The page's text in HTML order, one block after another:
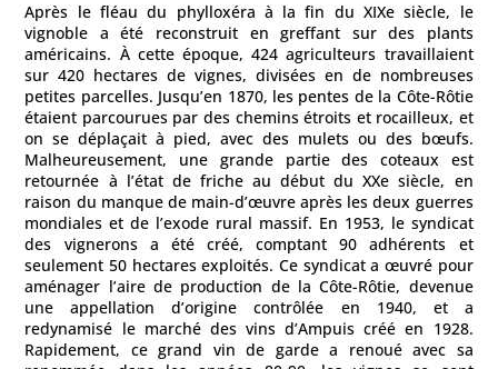
Après le fléau du phylloxéra à la fin du XIXe siècle, le
vignoble a été reconstruit en greffant sur des plants
américains. À cette époque, 424 agriculteurs travaillaient
sur 420 hectares de vignes, divisées en de nombreuses
petites parcelles. Jusqu’en 1870, les pentes de la Côte-Rôtie
étaient parcourues par des chemins étroits et rocailleux, et
on se déplaçait à pied, avec des mulets ou des bœufs.
Malheureusement, une grande partie des coteaux est
retournée à l’état de friche au début du XXe siècle, en
raison du manque de main-d’œuvre après les deux guerres
mondiales et de l’exode rural massif. En 1953, le syndicat
des vignerons a été créé, comptant 90 adhérents et
seulement 50 hectares exploités. Ce syndicat a œuvré pour
aménager l’aire de production de la Côte-Rôtie, devenue
une appellation d’origine contrôlée en 1940, et a
redynamisé le marché des vins d’Ampuis créé en 1928.
Rapidement, ce grand vin de garde a renoué avec sa